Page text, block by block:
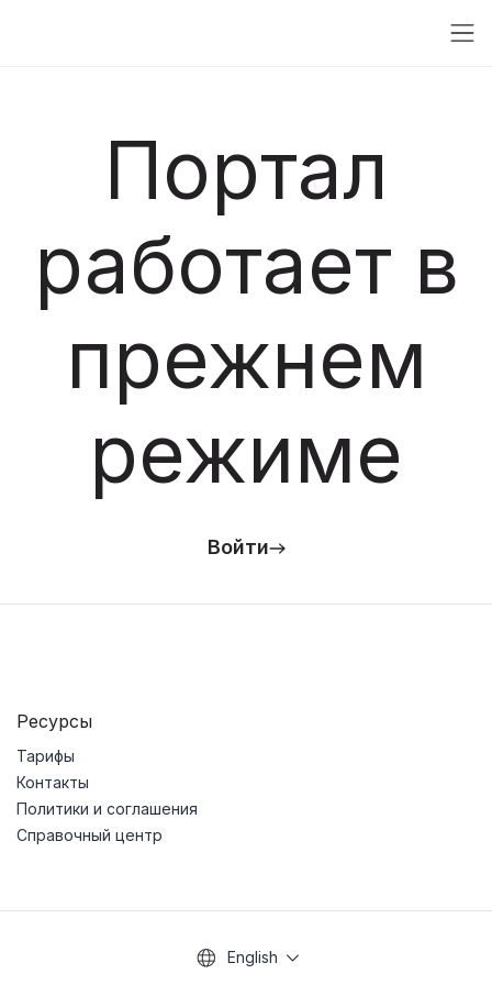
Портал
работает в
прежнем
режиме
Войти
Ресурсы
Тарифы
Контакты
Политики и соглашения
Справочный центр
English